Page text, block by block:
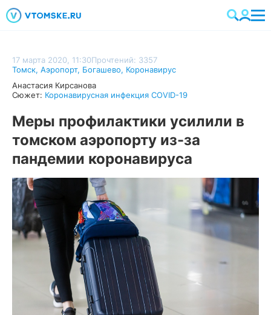
17 марта 2020, 11:30Прочтений: 3357
Томск, Аэропорт, Богашево, Коронавирус
Анастасия Кирсанова
Сюжет: Коронавирусная инфекция COVID-19
Меры профилактики усилили в
томском аэропорту из-за
пандемии коронавируса